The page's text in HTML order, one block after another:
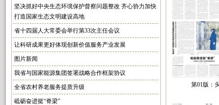
坚决抓好中央生态环境保护督察问题整改 齐心协力加快
打造国家生态文明建设高地
省十四届人大常委会举行第33次主任会议
让科研成果更好体现创新价值服务产业发展
图片新闻
我省与国家能源集团签署战略合作框架协议
全省农村养老服务提质升级
砥砺奋进挺“脊梁”
第01版：